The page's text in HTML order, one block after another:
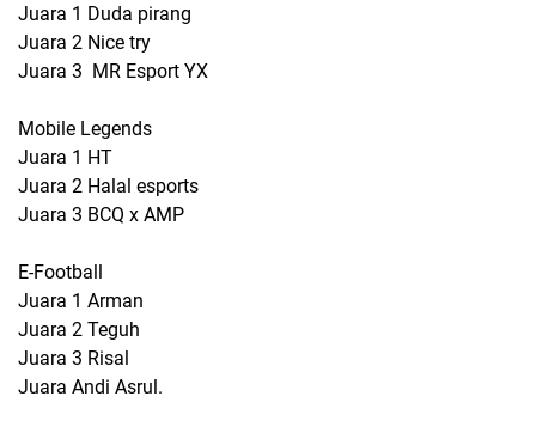
Juara 1 Duda pirang
Juara 2 Nice try
Juara 3 MR Esport YX
Mobile Legends
Juara 1 HT
Juara 2 Halal esports
Juara 3 BCQ x AMP
E-Football
Juara 1 Arman
Juara 2 Teguh
Juara 3 Risal
Juara Andi Asrul.